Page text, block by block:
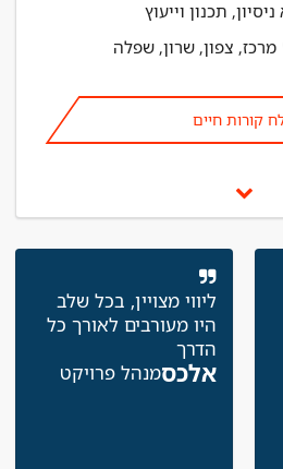
תכנון וייעוץ
מרכז, צפון, שרון, שפלה
קורות חיים
ליווי מצויין, בכל שלב
היו מעורבים לאורך כל
הדרך
אלכסמנהל פרויקט